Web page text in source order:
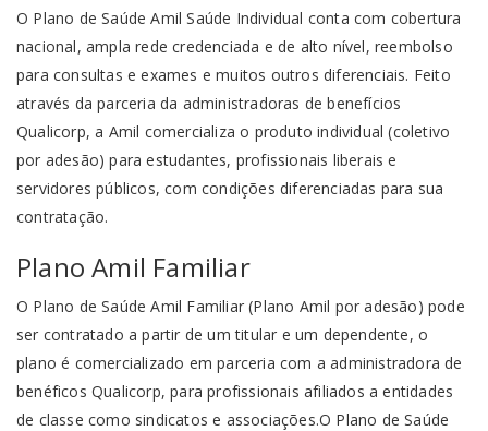
O Plano de Saúde Amil Saúde Individual conta com cobertura
nacional, ampla rede credenciada e de alto nível, reembolso
para consultas e exames e muitos outros diferenciais. Feito
através da parceria da administradoras de benefícios
Qualicorp, a Amil comercializa o produto individual (coletivo
por adesão) para estudantes, profissionais liberais e
servidores públicos, com condições diferenciadas para sua
contratação.
Plano Amil Familiar
O Plano de Saúde Amil Familiar (Plano Amil por adesão) pode
ser contratado a partir de um titular e um dependente, o
plano é comercializado em parceria com a administradora de
benéficos Qualicorp, para profissionais afiliados a entidades
de classe como sindicatos e associações.O Plano de Saúde